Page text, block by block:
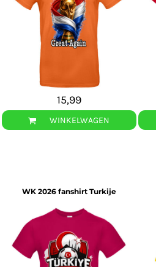
15,99
WINKELWAGEN
WK 2026 fanshirt Turkije